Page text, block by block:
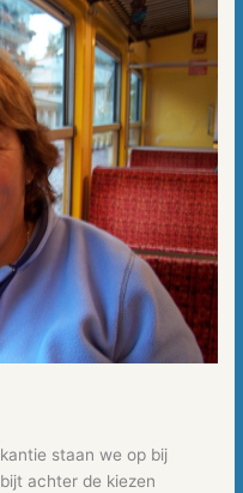
staan we op bij
achter de kiezen